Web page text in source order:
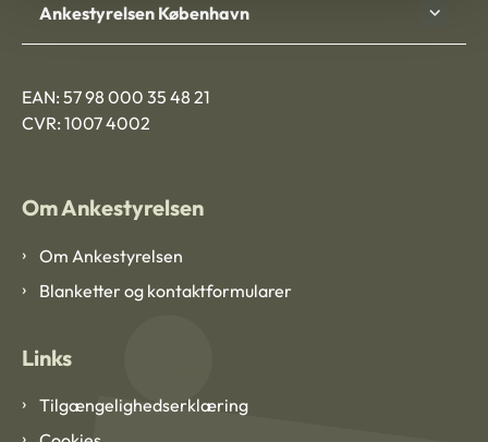
Ankestyrelsen København
EAN: 57 98 000 35 48 21
CVR: 1007 4002
Om Ankestyrelsen
Om Ankestyrelsen
Blanketter og kontaktformularer
Links
Tilgængelighedserklæring